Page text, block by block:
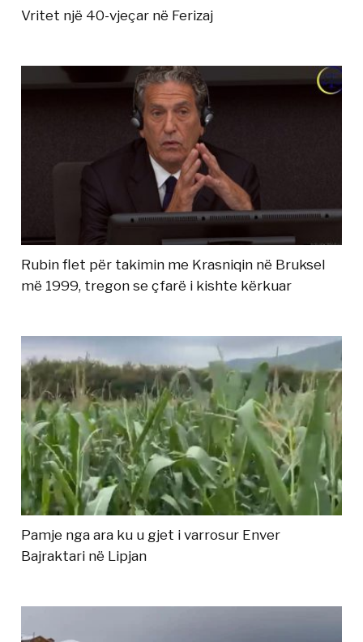
Vritet një 40-vjeçar në Ferizaj
Rubin flet për takimin me Krasniqin në Bruksel
më 1999, tregon se çfarë i kishte kërkuar
Pamje nga ara ku u gjet i varrosur Enver
Bajraktari në Lipjan